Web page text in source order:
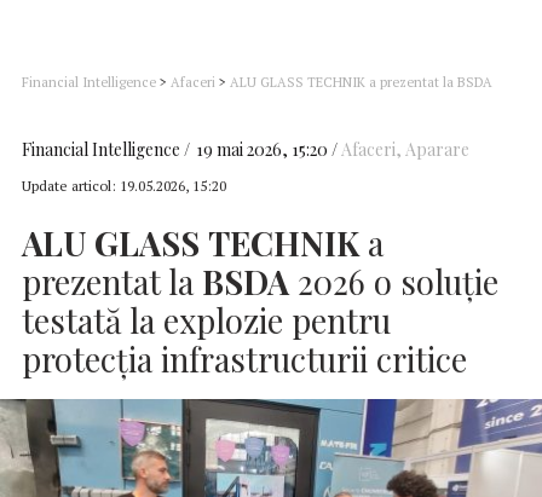
Financial Intelligence > Afaceri > ALU GLASS TECHNIK a prezentat la BSDA
Financial Intelligence 19 mai 2026, 15:20 Afaceri, Aparare
Update articol: 19.05.2026, 15:20
ALU GLASS TECHNIK a
prezentat laBSDA 2026 o soluție
testată la explozie pentru
protecția infrastructurii critice